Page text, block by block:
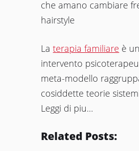
che amano cambiare
hairstyle
Laterapia familiare è
intervento
meta-modello
cosiddette teorie
Leggi di piu…
Related Posts: